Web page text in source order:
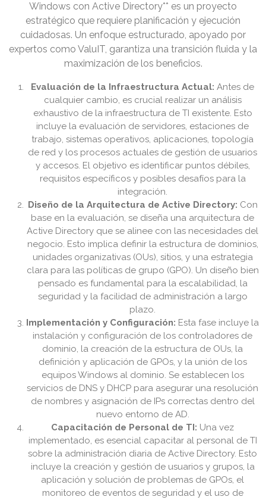
Windows con Active Directory** es un proyecto
estratégico que requiere planificación y ejecución
cuidadosas. Un enfoque estructurado, apoyado por
expertos como ValuIT, garantiza una transición fluida y la
maximización de los beneficios.
Evaluación de la Infraestructura Actual: Antes de
cualquier cambio, es crucial realizar un análisis
exhaustivo de la infraestructura de TI existente. Esto
incluye la evaluación de servidores, estaciones de
trabajo, sistemas operativos, aplicaciones, topología
de red y los procesos actuales de gestión de usuarios
y accesos. El objetivo es identificar puntos débiles,
requisitos específicos y posibles desafíos para la
integración.
Diseño de la Arquitectura de Active Directory: Con
base en la evaluación, se diseña una arquitectura de
Active Directory que se alinee con las necesidades del
negocio. Esto implica definir la estructura de dominios,
unidades organizativas (OUs), sitios, y una estrategia
clara para las políticas de grupo (GPO). Un diseño bien
pensado es fundamental para la escalabilidad, la
seguridad y la facilidad de administración a largo
plazo.
Implementación y Configuración: Esta fase incluye la
instalación y configuración de los controladores de
dominio, la creación de la estructura de OUs, la
definición y aplicación de GPOs, y la unión de los
equipos Windows al dominio. Se establecen los
servicios de DNS y DHCP para asegurar una resolución
de nombres y asignación de IPs correctas dentro del
nuevo entorno de AD.
Capacitación de Personal de TI: Una vez
implementado, es esencial capacitar al personal de TI
sobre la administración diaria de Active Directory. Esto
incluye la creación y gestión de usuarios y grupos, la
aplicación y solución de problemas de GPOs, el
monitoreo de eventos de seguridad y el uso de